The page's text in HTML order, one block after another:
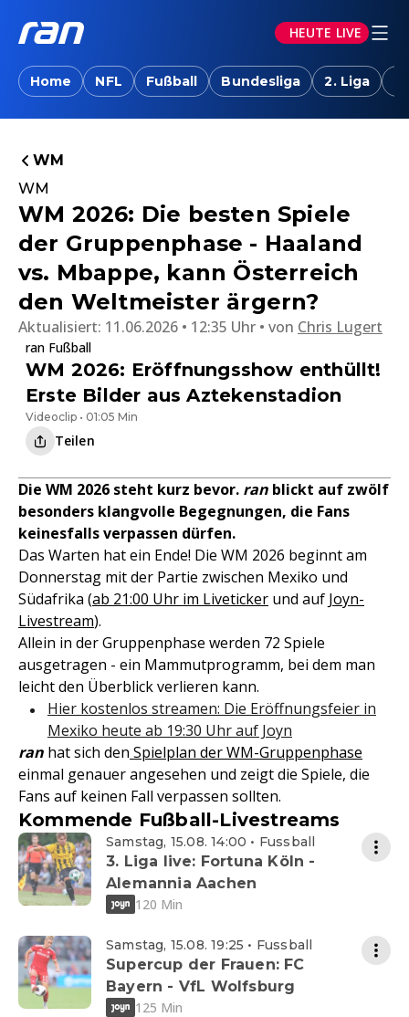
HEUTE LIVE
Home NFL Fußball Bundesliga 2. Liga
WM
WM
WM 2026: Die besten Spiele
der Gruppenphase - Haaland
vs. Mbappe, kann Österreich
den Weltmeister ärgern?
Aktualisiert: 11.06.2026 • 12:35 Uhr von Chris Lugert
ran Fußball
WM 2026: Eröffnungsshow enthüllt!
Erste Bilder aus Aztekenstadion
Videoclip • 01:05 Min
Teilen
Die WM 2026 steht kurz bevor. ran blickt auf zwölf
besonders klangvolle Begegnungen, die Fans
keinesfalls verpassen dürfen.
Das Warten hat ein Ende! Die WM 2026 beginnt am
Donnerstag mit der Partie zwischen Mexiko und
Südafrika (ab 21:00 Uhr im Liveticker und auf Joyn-
Livestream).
Allein in der Gruppenphase werden 72 Spiele
ausgetragen - ein Mammutprogramm, bei dem man
leicht den Überblick verlieren kann.
Hier kostenlos streamen: Die Eröffnungsfeier in
Mexiko heute ab 19:30 Uhr auf Joyn
ran hat sich den Spielplan der WM-Gruppenphase
einmal genauer angesehen und zeigt die Spiele, die
Fans auf keinen Fall verpassen sollten.
Kommende Fußball-Livestreams
Samstag, 15.08. 14:00 • Fussball
3. Liga live: Fortuna Köln -
Alemannia Aachen
120 Min
Samstag, 15.08. 19:25 • Fussball
Supercup der Frauen: FC
Bayern - VfL Wolfsburg
125 Min